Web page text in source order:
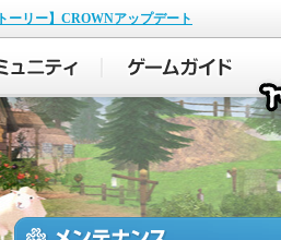
ーリー】CROWNアップデート